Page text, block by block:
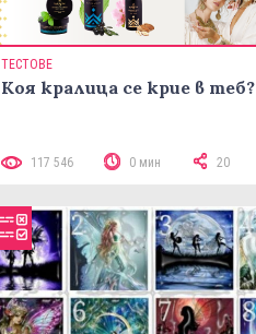
ТЕСТОВЕ
Коя кралица се крие в теб?
117 546 0 мин 20